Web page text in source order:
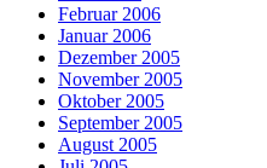
Februar 2006
Januar 2006
Dezember 2005
November 2005
Oktober 2005
September 2005
August 2005